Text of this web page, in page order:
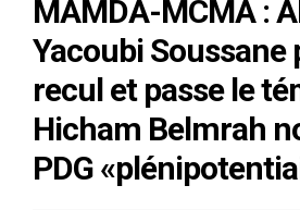
MAMDA-MCMA :
Yacoubi Soussane
recul et passe le
Hicham Belmrah
PDG